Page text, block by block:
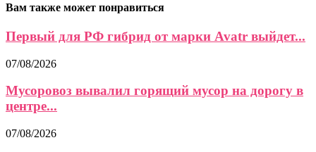
Вам также может понравиться
Первый для РФ гибрид от марки Avatr выйдет...
07/08/2026
Мусоровоз вывалил горящий мусор на дорогу в
центре...
07/08/2026